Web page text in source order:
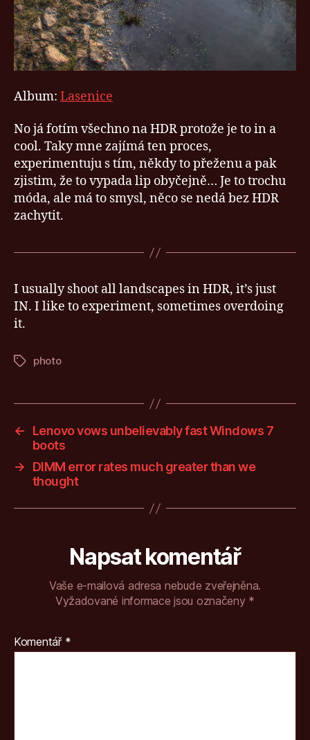
Album: Lasenice
No já fotím všechno na HDR protože je to in a
cool. Taky mne zajímá ten proces,
experimentuju s tím, někdy to přeženu a pak
zjistim, že to vypada lip obyčejně… Je to trochu
móda, ale má to smysl, něco se nedá bez HDR
zachytit.
I usually shoot all landscapes in HDR, it’s just
IN. I like to experiment, sometimes overdoing
it.
Štítkyphoto
←
Lenovo vows unbelievably fast Windows 7
boots
→
DIMM error rates much greater than we
thought
Napsat komentář
Vaše e-mailová adresa nebude zveřejněna.
Vyžadované informace jsou označeny *
Komentář *